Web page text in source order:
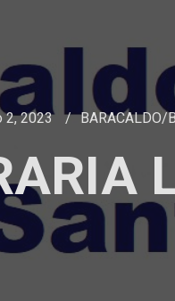
2, 2023 BARACALDO/